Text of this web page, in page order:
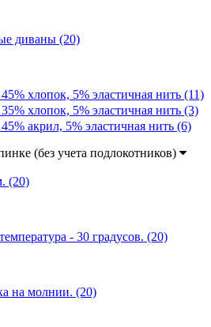
диваны (20)
хлопок, 5% эластичная нить (11)
хлопок, 5% эластичная нить (3)
акрил, 5% эластичная нить (6)
(без учета подлокотников)
(20)
- 30 градусов. (20)
на молнии. (20)